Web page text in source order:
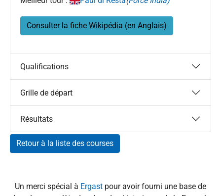
Consulter la fiche Wikipédia (en Anglais)
Qualifications
Grille de départ
Résultats
Retour à la liste des courses
Un merci spécial à Ergast pour avoir fourni une base de